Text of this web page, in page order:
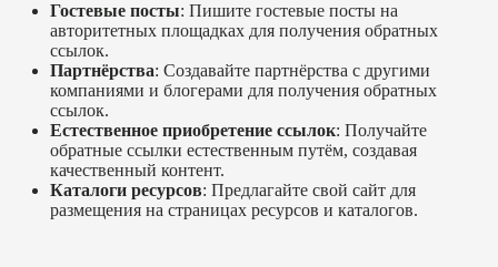
Гостевые посты: Пишите гостевые посты на
авторитетных площадках для получения обратных
ссылок.
Партнёрства: Создавайте партнёрства с другими
компаниями и блогерами для получения обратных
ссылок.
Естественное приобретение ссылок: Получайте
обратные ссылки естественным путём, создавая
качественный контент.
Каталоги ресурсов: Предлагайте свой сайт для
размещения на страницах ресурсов и каталогов.